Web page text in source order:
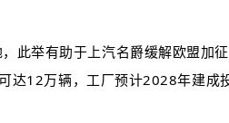
举有助于上汽名爵缓解欧盟加
12万辆，工厂预计2028年建成投